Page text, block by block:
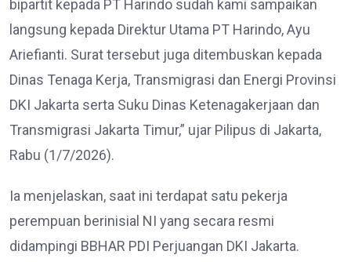
bipartit kepada PT Harindo sudah kami sampaikan
langsung kepada Direktur Utama PT Harindo, Ayu
Ariefianti. Surat tersebut juga ditembuskan kepada
Dinas Tenaga Kerja, Transmigrasi dan Energi Provinsi
DKI Jakarta serta Suku Dinas Ketenagakerjaan dan
Transmigrasi Jakarta Timur,” ujar Pilipus di Jakarta,
Rabu (1/7/2026).
Ia menjelaskan, saat ini terdapat satu pekerja
perempuan berinisial NI yang secara resmi
didampingi BBHAR PDI Perjuangan DKI Jakarta.